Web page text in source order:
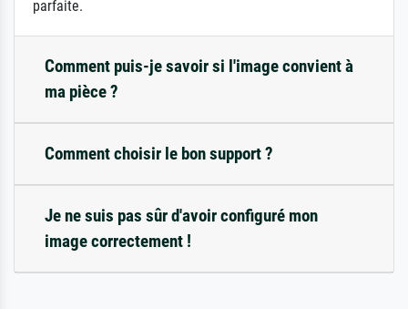
parfaite.
Comment puis-je savoir si l'image convient à
ma pièce ?
Comment choisir le bon support ?
Je ne suis pas sûr d'avoir configuré mon
image correctement !